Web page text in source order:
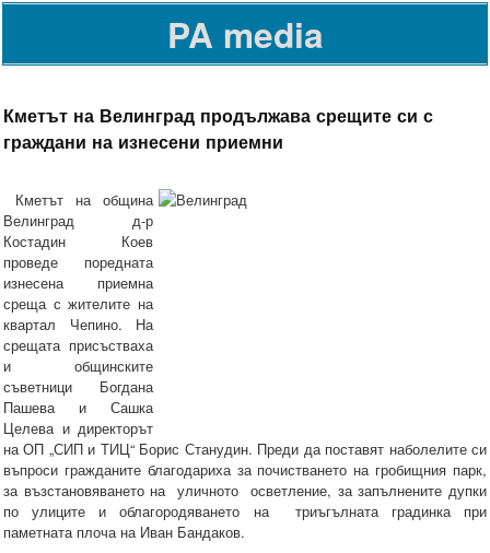
PA media
Кметът на Велинград продължава срещите си с
граждани на изнесени приемни
Кметът на община
Велинград д-р
Костадин Коев
проведе поредната
изнесена приемна
среща с жителите на
квартал Чепино. На
срещата присъстваха
и общинските
съветници Богдана
Пашева и Сашка
Целева и директорът
на ОП „СИП и ТИЦ“ Борис Станудин. Преди да поставят наболелите си
въпроси гражданите благодариха за почистването на гробищния парк,
за възстановяването на уличното осветление, за запълнените дупки
по улиците и облагородяването на триъгълната градинка при
паметната плоча на Иван Бандаков.